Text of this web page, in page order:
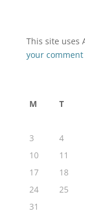
This site uses
your
M T
3
4
10
11
17
18
24
25
31